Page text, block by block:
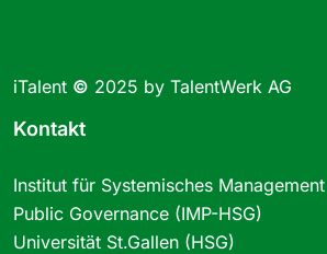
iTalent © 2025 by TalentWerk AG
Kontakt
Institut für Systemisches
Public Governance (IMP-HSG)
Universität St.Gallen (HSG)